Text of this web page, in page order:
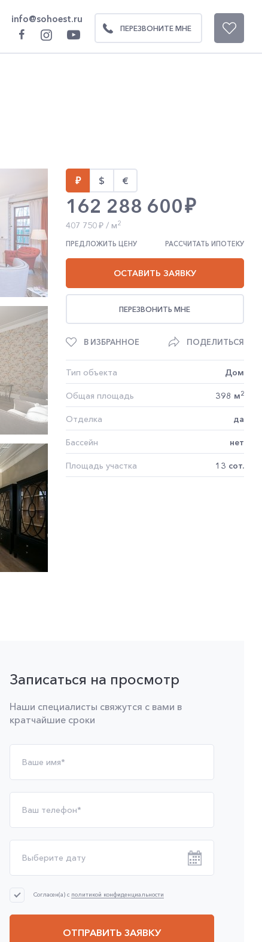
info@sohoest.ru
ПЕРЕЗВОНИТЕ МНЕ
162 288 600
407 750 / м2
ПРЕДЛОЖИТЬ ЦЕНУ РАССЧИТАТЬ ИПОТЕКУ
ОСТАВИТЬ ЗАЯВКУ
ПЕРЕЗВОНИТЬ МНЕ
В ИЗБРАННОЕ ПОДЕЛИТЬСЯ
Тип объекта Дом
Общая площадь 398 м2
Отделка да
Бассейн нет
Площадь участка 13 сот.
Записаться на просмотр
Наши специалисты свяжутся с вами в
кратчайшие сроки
Согласен(а) с политикой конфиденциальности
ОТПРАВИТЬ ЗАЯВКУ